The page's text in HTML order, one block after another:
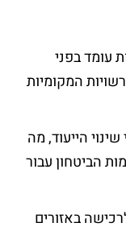
עומד בפני
המקומיות
הייעוד, מה
הביטחון עבור
באזורים